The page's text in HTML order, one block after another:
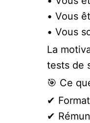
• Vous
• Vous
La
tests de
🎯 Ce
✔
✔